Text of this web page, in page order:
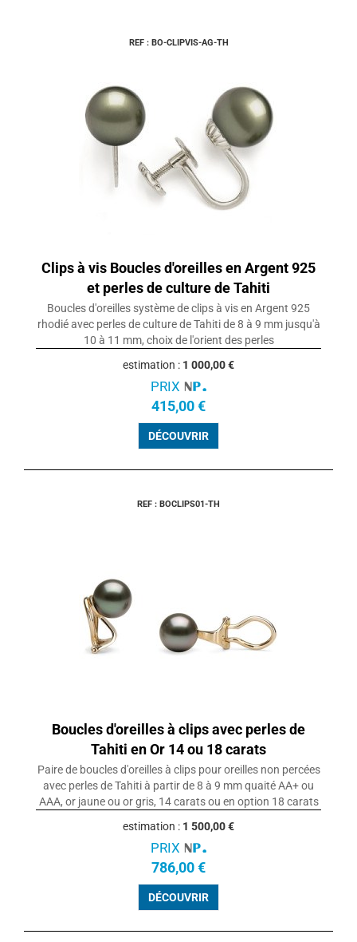
REF : BO-CLIPVIS-AG-TH
Clips à vis Boucles d'oreilles en Argent 925
et perles de culture de Tahiti
Boucles d'oreilles système de clips à vis en Argent 925
rhodié avec perles de culture de Tahiti de 8 à 9 mm jusqu'à
10 à 11 mm, choix de l'orient des perles
estimation : 1 000,00 €
PRIX
415,00 €
DÉCOUVRIR
REF : BOCLIPS01-TH
Boucles d'oreilles à clips avec perles de
Tahiti en Or 14 ou 18 carats
Paire de boucles d'oreilles à clips pour oreilles non percées
avec perles de Tahiti à partir de 8 à 9 mm quaité AA+ ou
AAA, or jaune ou or gris, 14 carats ou en option 18 carats
estimation : 1 500,00 €
PRIX
786,00 €
DÉCOUVRIR